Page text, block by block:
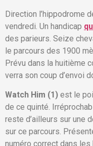
Direction l’hippodrome
vendredi. Un handicap
des parieurs. Seize
le parcours des 1900
Prévu dans la huitième
verra son coup d’envoi
Watch Him (1) est le
de ce quinté.
reste d’ailleurs sur une
sur ce parcours.
numéro correct dans